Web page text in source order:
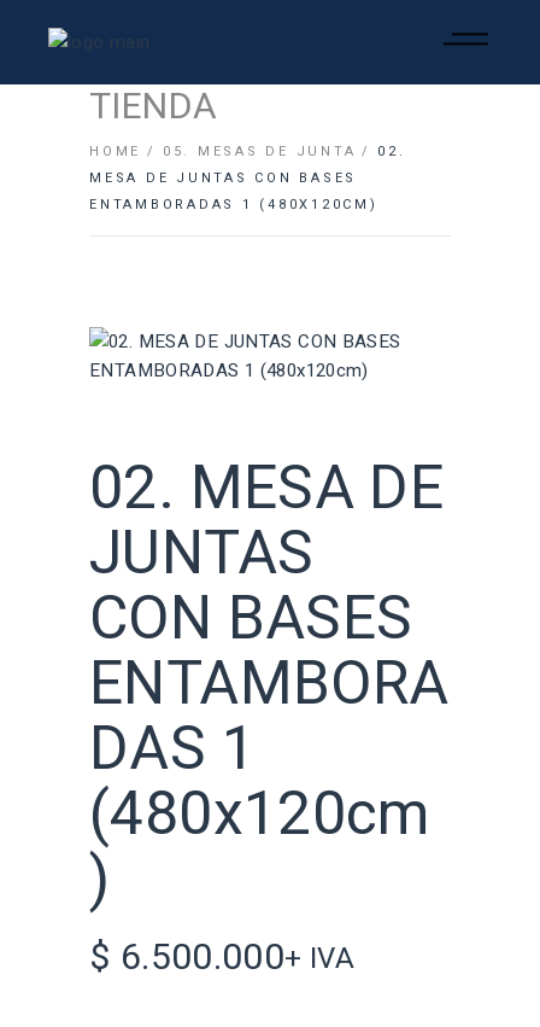
TIENDA
HOME 05. MESAS DE JUNTA
02.
MESA DE JUNTAS CON BASES
ENTAMBORADAS 1 (480X120CM)
02. MESA DE
JUNTAS
CON BASES
ENTAMBORA
DAS 1
(480x120cm
)
$ 6.500.000+ IVA